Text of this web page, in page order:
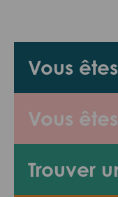
Vous
Vous
Trouver